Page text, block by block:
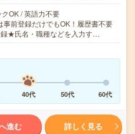
OK / 英語力不要
前登録だけでもOK！履歴書不要
★氏名・職種などを入力す…
40代 50代 60代
進む 詳しく見る